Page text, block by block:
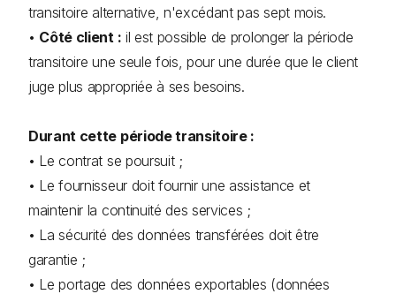
transitoire alternative, n'excédant pas sept mois.
• Côté client : il est possible de prolonger la période
transitoire une seule fois, pour une durée que le client
juge plus appropriée à ses besoins.
Durant cette période transitoire :
• Le contrat se poursuit ;
• Le fournisseur doit fournir une assistance et
maintenir la continuité des services ;
• La sécurité des données transférées doit être
garantie ;
• Le portage des données exportables (données